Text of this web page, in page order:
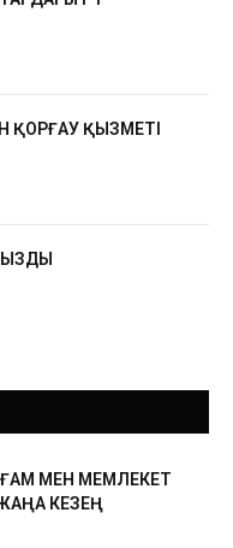
ҚОРҒАУ ҚЫЗМЕТІ
МЕН МЕМЛЕКЕТ
КЕЗЕҢ